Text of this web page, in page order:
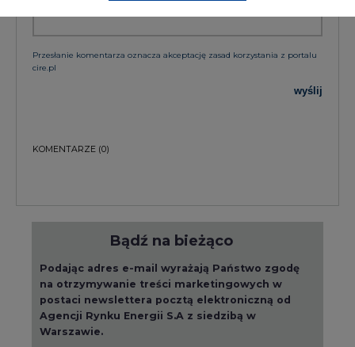
Przesłanie komentarza oznacza akceptację zasad korzystania z portalu
cire.pl
wyślij
KOMENTARZE (0)
Bądź na bieżąco
Podając adres e-mail wyrażają Państwo zgodę
na otrzymywanie treści marketingowych w
postaci newslettera pocztą elektroniczną od
Agencji Rynku Energii S.A z siedzibą w
Warszawie.